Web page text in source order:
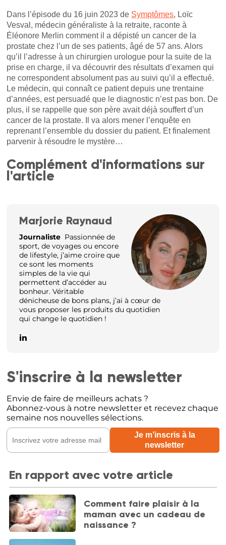
Dans l’épisode du 16 juin 2023 de Symptômes, Loïc
Vesval, médecin généraliste à la retraite, raconte à
Éléonore Merlin comment il a dépisté un cancer de la
prostate chez l’un de ses patients, âgé de 57 ans. Alors
qu’il l’adresse à un chirurgien urologue pour la suite de la
prise en charge, il va découvrir des résultats d’examen qui
ne correspondent absolument pas au suivi qu’il a effectué.
Le médecin, qui connaît ce patient depuis une trentaine
d’années, est persuadé que le diagnostic n’est pas bon. De
plus, il se rappelle que son père avait déjà souffert d’un
cancer de la prostate. Il va alors mener l’enquête en
reprenant l’ensemble du dossier du patient. Et finalement
parvenir à résoudre le mystère…
Complément d'informations sur
l'article
Marjorie Raynaud
Journaliste Passionnée de
sport, de voyages ou encore
de lifestyle, j’aime croire que
ce sont les moments
simples de la vie qui
permettent d’accéder au
bonheur. Véritable
dénicheuse de bons plans, j’ai à cœur de
vous proposer les produits du quotidien
qui change le quotidien !
S'inscrire à la newsletter
Envie de faire de meilleurs achats ?
Abonnez-vous à notre newsletter et recevez chaque
semaine nos nouvelles sélections.
En rapport avec votre article
Comment faire plaisir à la
maman avec un cadeau de
naissance ?